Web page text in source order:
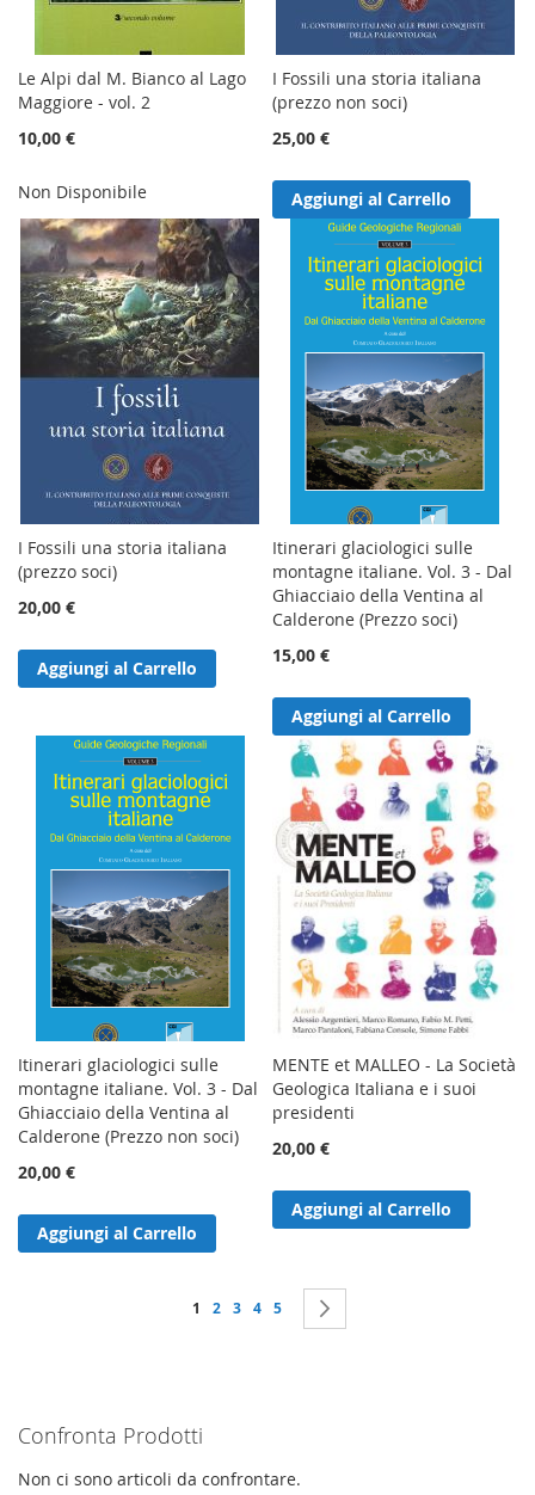
Le Alpi dal M. Bianco al Lago
Maggiore - vol. 2
10,00 €
Non Disponibile
I Fossili una storia italiana
(prezzo non soci)
25,00 €
Aggiungi al Carrello
I Fossili una storia italiana
(prezzo soci)
20,00 €
Aggiungi al Carrello
Itinerari glaciologici sulle
montagne italiane. Vol. 3 - Dal
Ghiacciaio della Ventina al
Calderone (Prezzo soci)
15,00 €
Aggiungi al Carrello
Itinerari glaciologici sulle
montagne italiane. Vol. 3 - Dal
Ghiacciaio della Ventina al
Calderone (Prezzo non soci)
20,00 €
Aggiungi al Carrello
MENTE et MALLEO - La Società
Geologica Italiana e i suoi
presidenti
20,00 €
Aggiungi al Carrello
Pagina
Attualmente stai leggendo la pagina
1 Pagina
2 Pagina
3 Pagina
4 Pagina
5
Confronta Prodotti
Non ci sono articoli da confrontare.